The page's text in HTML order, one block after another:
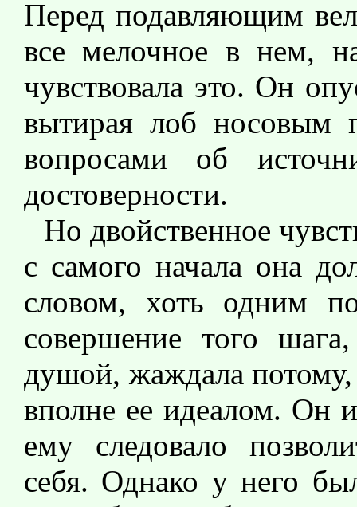
Перед подавляющим
все мелочное в нем,
чувствовала это. Он
вытирая лоб носовым
вопросами об
достоверности.
Но двойственное
с самого начала она
словом, хоть одним
совершение того
душой, жаждала потому,
вполне ее идеалом. Он
ему следовало
себя. Однако у него